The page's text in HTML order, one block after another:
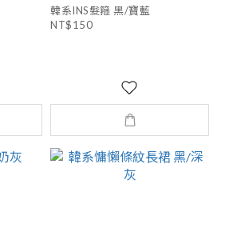
韓系INS髮箍 黑/寶藍
NT$150